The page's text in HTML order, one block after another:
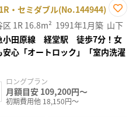
・セミダブル(No.144944)
お気
に入
り登
録
区 1R 16.8m² 1991年1月築 山下
小田原線 経堂駅 徒歩7分！女
安心「オートロック」「室内洗濯
ロングプラン
月額目安 109,200円～
初期費用他 18,150円～